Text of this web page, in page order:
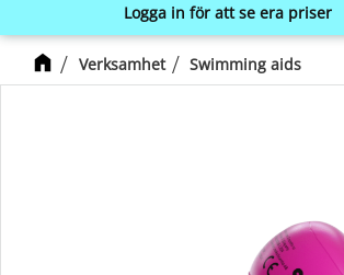
Logga in för att se era priser
Verksamhet Swimming aids